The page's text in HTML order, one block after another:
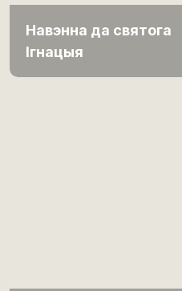
Навэнна да святога
Ігнацыя